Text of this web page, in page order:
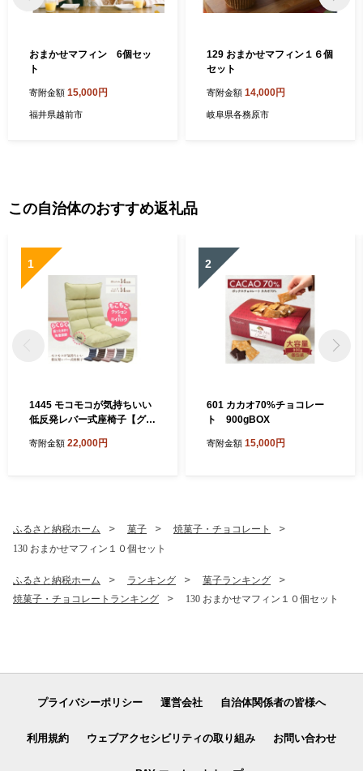
おまかせマフィン 6個セッ
ト
寄附金額 15,000円
福井県越前市
129 おまかせマフィン１６個
セット
寄附金額 14,000円
岐阜県各務原市
この自治体のおすすめ返礼品
1
1445 モコモコが気持ちいい
低反発レバー式座椅子【グリ
寄附金額 22,000円
2
601 カカオ70%チョコレー
ト 900gBOX
寄附金額 15,000円
ふるさと納税ホーム 菓子
焼菓子・チョコレート
130 おまかせマフィン１０個セット
ふるさと納税ホーム ランキング
菓子ランキング
焼菓子・チョコレートランキング
130 おまかせマフィン１０個セット
プライバシーポリシー 運営会社 自治体関係者の皆様へ
利用規約 ウェブアクセシビリティの取り組み お問い合わせ